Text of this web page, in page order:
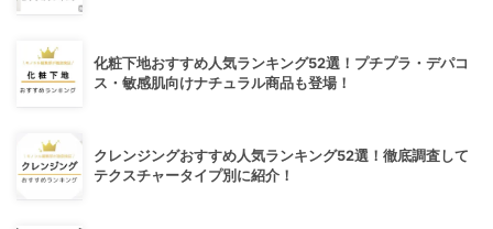
化粧下地おすすめ人気ランキング52選！プチプラ・デパコ
ス・敏感肌向けナチュラル商品も登場！
クレンジングおすすめ人気ランキング52選！徹底調査して
テクスチャータイプ別に紹介！